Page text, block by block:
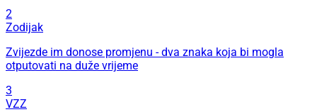
2
Zodijak
Zvijezde im donose promjenu - dva znaka koja bi mogla
otputovati na duže vrijeme
3
VZZ